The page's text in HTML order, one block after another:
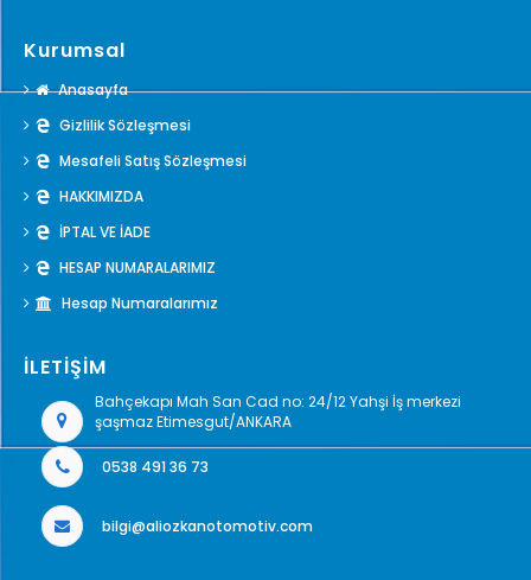
Kurumsal
Anasayfa
Gizlilik Sözleşmesi
Mesafeli Satış Sözleşmesi
HAKKIMIZDA
İPTAL VE İADE
HESAP NUMARALARIMIZ
Hesap Numaralarımız
İLETİŞİM
Bahçekapı Mah San Cad no: 24/12 Yahşi İş merkezi
şaşmaz Etimesgut/ANKARA
0538 491 36 73
bilgi@aliozkanotomotiv.com